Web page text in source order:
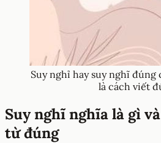
Suy nghỉ hay suy nghĩ đúng
là cách viết
Suy nghĩ nghĩa là gì
từ đúng